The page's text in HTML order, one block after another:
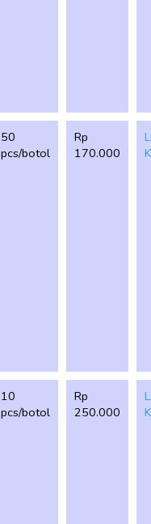
50
pcs/botol
Rp
170.000
10
pcs/botol
Rp
250.000